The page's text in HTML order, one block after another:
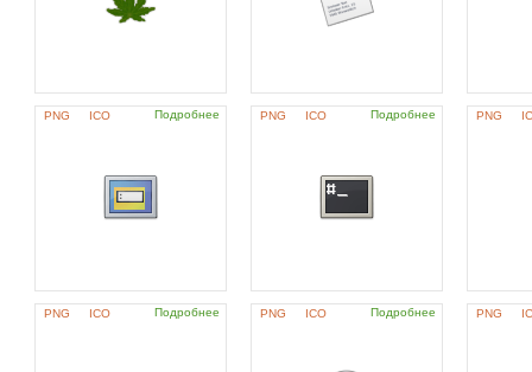
PNG ICO Подробнее PNG ICO Подробнее PNG
PNG ICO Подробнее PNG ICO Подробнее PNG